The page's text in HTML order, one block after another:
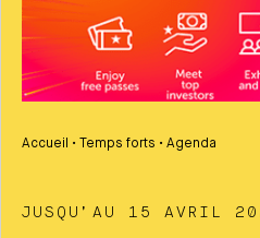
Accueil • Temps forts • Agenda
JUSQU’AU 15 AVRIL